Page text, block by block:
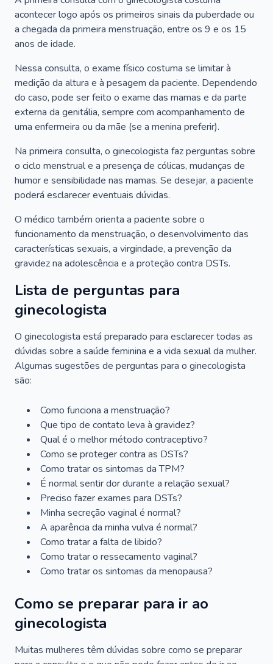
acontecer logo após os primeiros sinais da puberdade ou
a chegada da primeira menstruação, entre os 9 e os 15
anos de idade.
Nessa consulta, o exame físico costuma se limitar à
medição da altura e à pesagem da paciente. Dependendo
do caso, pode ser feito o exame das mamas e da parte
externa da genitália, sempre com acompanhamento de
uma enfermeira ou da mãe (se a menina preferir).
Na primeira consulta, o ginecologista faz perguntas sobre
o ciclo menstrual e a presença de cólicas, mudanças de
humor e sensibilidade nas mamas. Se desejar, a paciente
poderá esclarecer eventuais dúvidas.
O médico também orienta a paciente sobre o
funcionamento da menstruação, o desenvolvimento das
características sexuais, a virgindade, a prevenção da
gravidez na adolescência e a proteção contra DSTs.
Lista de perguntas para
ginecologista
O ginecologista está preparado para esclarecer todas as
dúvidas sobre a saúde feminina e a vida sexual da mulher.
Algumas sugestões de perguntas para o ginecologista
são:
Como funciona a menstruação?
Que tipo de contato leva à gravidez?
Qual é o melhor método contraceptivo?
Como se proteger contra as DSTs?
Como tratar os sintomas da TPM?
É normal sentir dor durante a relação sexual?
Preciso fazer exames para DSTs?
Minha secreção vaginal é normal?
A aparência da minha vulva é normal?
Como tratar a falta de libido?
Como tratar o ressecamento vaginal?
Como tratar os sintomas da menopausa?
Como se preparar para ir ao
ginecologista
Muitas mulheres têm dúvidas sobre como se preparar